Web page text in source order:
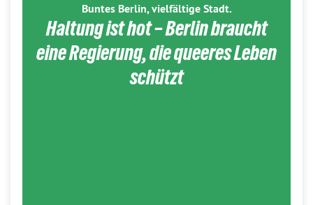
Buntes Berlin, vielfältige Stadt.
Haltung ist hot – Berlin braucht
eine Regierung, die queeres Leben
schützt